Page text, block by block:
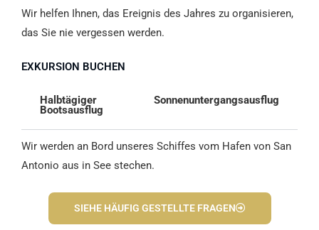
Wir helfen Ihnen, das Ereignis des Jahres zu organisieren,
das Sie nie vergessen werden.
EXKURSION BUCHEN
Halbtägiger
Bootsausflug
Sonnenuntergangsausflug
Wir werden an Bord unseres Schiffes vom Hafen von San
Antonio aus in See stechen.
SIEHE HÄUFIG GESTELLTE FRAGEN